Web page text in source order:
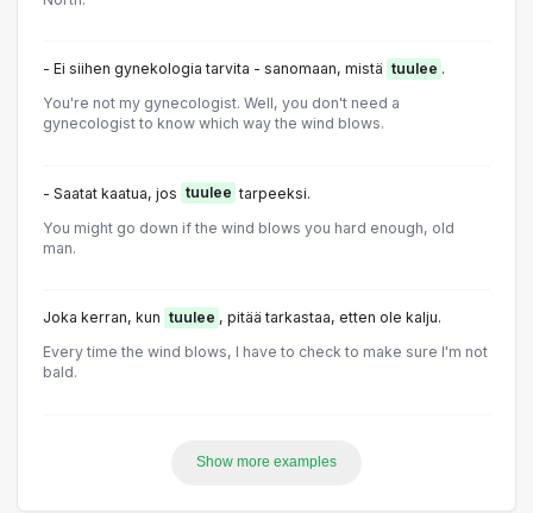
- Ei siihen gynekologia tarvita - sanomaan, mistä tuulee .
You're not my gynecologist. Well, you don't need a
gynecologist to know which way the wind blows.
- Saatat kaatua, jos tuulee tarpeeksi.
You might go down if the wind blows you hard enough, old
man.
Joka kerran, kun tuulee , pitää tarkastaa, etten ole kalju.
Every time the wind blows, I have to check to make sure I'm not
bald.
Show more examples